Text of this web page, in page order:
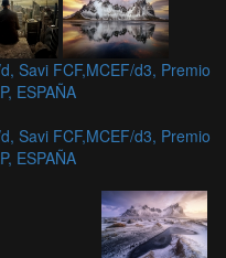
Savi FCF,MCEF/d3, Premio
ESPAÑA
Savi FCF,MCEF/d3, Premio
ESPAÑA